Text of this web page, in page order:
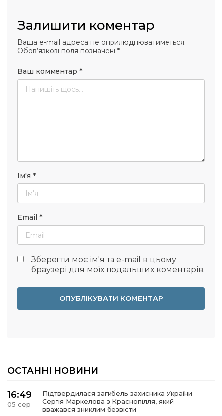
Залишити коментар
Ваша e-mail адреса не оприлюднюватиметься.
Обов’язкові поля позначені *
Ваш комментар *
Ім'я *
Email *
Зберегти моє ім'я та e-mail в цьому
браузері для моїх подальших коментарів.
ОСТАННІ НОВИНИ
16:49
05 сер
Підтвердилася загибель захисника України
Сергія Маркелова з Краснопілля, який
вважався зниклим безвісти